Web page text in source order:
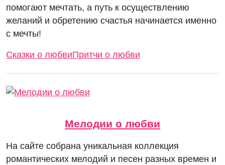
помогают мечтать, а путь к осуществлению
желаний и обретению счастья начинается именно
с мечты!
Сказки о любвиПритчи о любви
Мелодии о любви
На сайте собрана уникальная коллекция
романтических мелодий и песен разных времен и